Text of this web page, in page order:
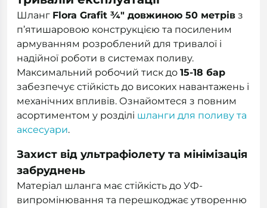
Шланг Flora Grafit ¾" довжиною 50 метрів з
п’ятишаровою конструкцією та посиленим
армуванням розроблений для тривалої і
надійної роботи в системах поливу.
Максимальний робочий тиск до 15-18 бар
забезпечує стійкість до високих навантажень і
механічних впливів. Ознайомтеся з повним
асортиментом у розділі шланги для поливу та
аксесуари.
Захист від ультрафіолету та мінімізація
забруднень
Матеріал шланга має стійкість до УФ-
випромінювання та перешкоджає утворенню